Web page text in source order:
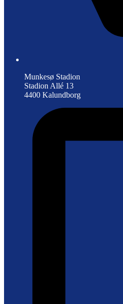
Munkesø Stadion
Stadion Allé 13
4400 Kalundborg